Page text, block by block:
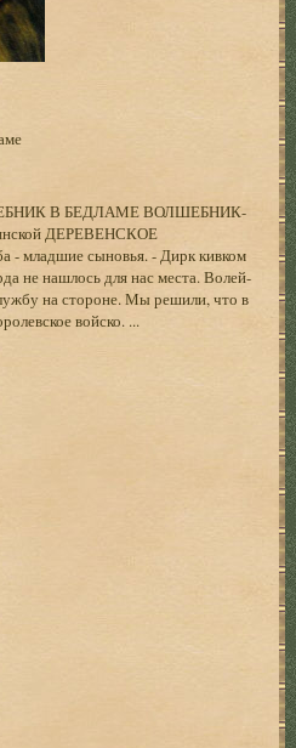
В БЕДЛАМЕ ВОЛШЕБНИК-
ДЕРЕВЕНСКОЕ
сыновья. - Дирк кивком
не нашлось для нас места. Волей-
на стороне. Мы решили, что в
войско. ...